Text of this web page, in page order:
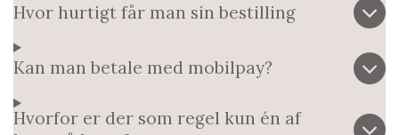
Hvor hurtigt får man sin bestilling
Kan man betale med mobilpay?
Hvorfor er der som regel kun én af